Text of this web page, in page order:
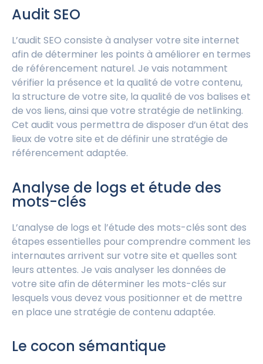
Audit SEO
L’audit SEO consiste à analyser votre site internet
afin de déterminer les points à améliorer en termes
de référencement naturel. Je vais notamment
vérifier la présence et la qualité de votre contenu,
la structure de votre site, la qualité de vos balises et
de vos liens, ainsi que votre stratégie de netlinking.
Cet audit vous permettra de disposer d’un état des
lieux de votre site et de définir une stratégie de
référencement adaptée.
Analyse de logs et étude des
mots-clés
L’analyse de logs et l’étude des mots-clés sont des
étapes essentielles pour comprendre comment les
internautes arrivent sur votre site et quelles sont
leurs attentes. Je vais analyser les données de
votre site afin de déterminer les mots-clés sur
lesquels vous devez vous positionner et de mettre
en place une stratégie de contenu adaptée.
Le cocon sémantique